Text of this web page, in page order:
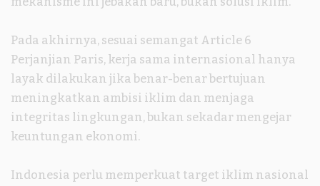
Pada akhirnya, sesuai semangat Article 6
Perjanjian Paris, kerja sama internasional hanya
layak dilakukan jika benar-benar bertujuan
meningkatkan ambisi iklim dan menjaga
integritas lingkungan, bukan sekadar mengejar
keuntungan ekonomi.
Indonesia perlu memperkuat target iklim nasional